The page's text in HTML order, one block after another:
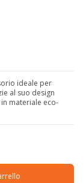
ideale per
al suo design
materiale eco-